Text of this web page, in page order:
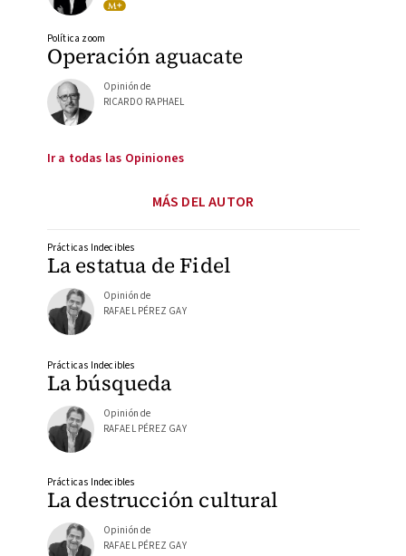
Operación aguacate
Política zoom
Opinión de
RICARDO RAPHAEL
Ir a todas las Opiniones
MÁS DEL AUTOR
La estatua de Fidel
Prácticas Indecibles
Opinión de
RAFAEL PÉREZ GAY
La búsqueda
Prácticas Indecibles
Opinión de
RAFAEL PÉREZ GAY
La destrucción cultural
Prácticas Indecibles
Opinión de
RAFAEL PÉREZ GAY